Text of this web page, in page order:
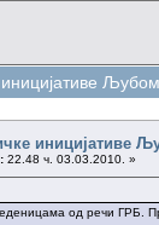
иницијативе
иницијативе
22.48 ч. 03.03.2010. »
од речи ГРБ.